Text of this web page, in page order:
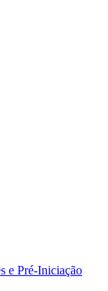
e Pré-Iniciação